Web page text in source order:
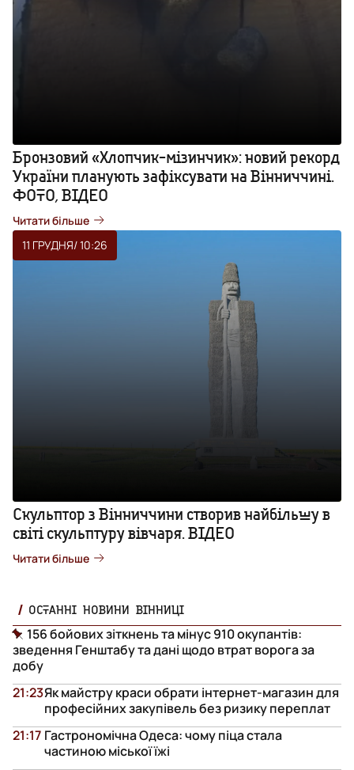
Бронзовий «Хлопчик-мізинчик»: новий рекорд
України планують зафіксувати на Вінниччині.
ФОТО, ВІДЕО
Читати більше
11 ГРУДНЯ/ 10:26
Скульптор з Вінниччини створив найбільшу в
світі скульптуру вівчаря. ВІДЕО
Читати більше
ОСТАННІ НОВИНИ ВІННИЦІ
156 бойових зіткнень та мінус 910 окупантів:
зведення Генштабу та дані щодо втрат ворога за
добу
Як майстру краси обрати інтернет-магазин для
професійних закупівель без ризику переплат
21:23
Гастрономічна Одеса: чому піца стала
частиною міської їжі
21:17